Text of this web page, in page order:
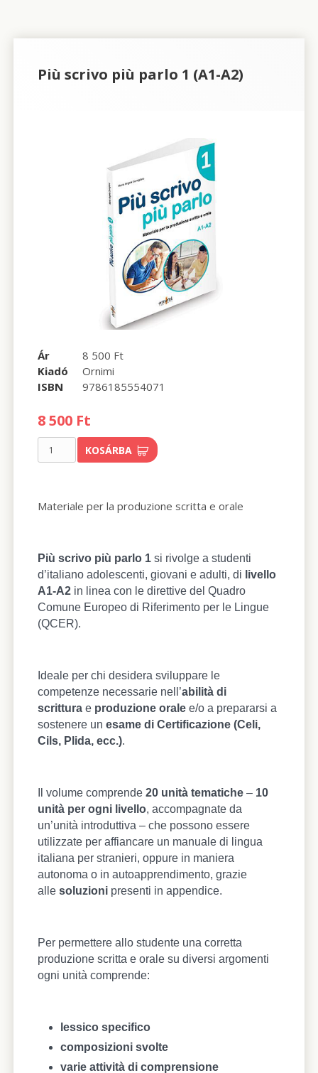
Più scrivo più parlo 1 (A1-A2)
Ár
8 500 Ft
Kiadó
Ornimi
ISBN
9786185554071
8 500 Ft
KOSÁRBA
Materiale per la produzione scritta e orale
Più scrivo più parlo 1si rivolge a studenti
d’italiano adolescenti, giovani e adulti, di livello
A1-A2in linea con le direttive del Quadro
Comune Europeo di Riferimento per le Lingue
(QCER).
Ideale per chi desidera sviluppare le
competenze necessarie nell’abilità di
scritturae produzione oralee/o a prepararsi a
sostenere un esame di Certificazione (Celi,
Cils, Plida, ecc.).
Il volume comprende 20 unità tematiche– 10
unità per ogni livello, accompagnate da
un’unità introduttiva – che possono essere
utilizzate per affiancare un manuale di lingua
italiana per stranieri, oppure in maniera
autonoma o in autoapprendimento, grazie
alle soluzionipresenti in appendice.
Per permettere allo studente una corretta
produzione scritta e orale su diversi argomenti
ogni unità comprende:
lessico specifico
composizioni svolte
varie attività di comprensione